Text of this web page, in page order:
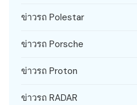
ข่าวรถ Polestar
ข่าวรถ Porsche
ข่าวรถ Proton
ข่าวรถ RADAR